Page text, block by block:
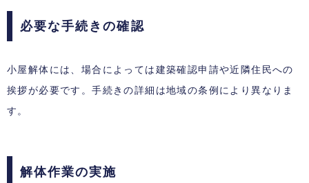
必要な手続きの確認
小屋解体には、場合によっては建築確認申請や近隣住民への
挨拶が必要です。手続きの詳細は地域の条例により異なりま
す。
解体作業の実施